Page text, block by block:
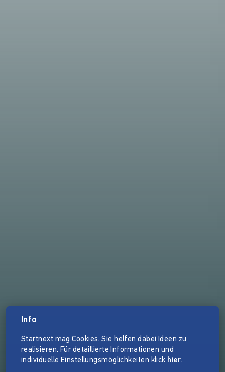
Info
Startnext mag Cookies. Sie helfen dabei Ideen zu
realisieren. Für detaillierte Informationen und
individuelle Einstellungsmöglichkeiten klick hier.